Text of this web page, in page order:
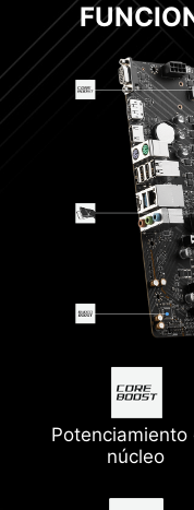
Potenciamiento
núcleo